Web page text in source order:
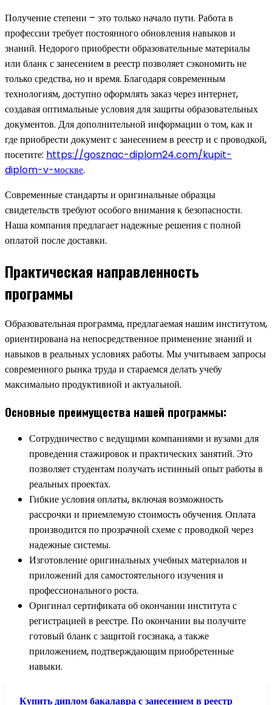
Получение степени – это только начало пути. Работа в
профессии требует постоянного обновления навыков и
знаний. Недорого приобрести образовательные материалы
или бланк с занесением в реестр позволяет сэкономить не
только средства, но и время. Благодаря современным
технологиям, доступно оформлять заказ через интернет,
создавая оптимальные условия для защиты образовательных
документов. Для дополнительной информации о том, как и
где приобрести документ с занесением в реестр и с проводкой,
посетите: https://gosznac-diplom24.com/kupit-
diplom-v-москве.
Современные стандарты и оригинальные образцы
свидетельств требуют особого внимания к безопасности.
Наша компания предлагает надежные решения с полной
оплатой после доставки.
Практическая направленность
программы
Образовательная программа, предлагаемая нашим институтом,
ориентирована на непосредственное применение знаний и
навыков в реальных условиях работы. Мы учитываем запросы
современного рынка труда и стараемся делать учебу
максимально продуктивной и актуальной.
Основные преимущества нашей программы:
Сотрудничество с ведущими компаниями и вузами для
проведения стажировок и практических занятий. Это
позволяет студентам получать истинный опыт работы в
реальных проектах.
Гибкие условия оплаты, включая возможность
рассрочки и приемлемую стоимость обучения. Оплата
производится по прозрачной схеме с проводкой через
надежные системы.
Изготовление оригинальных учебных материалов и
приложений для самостоятельного изучения и
профессионального роста.
Оригинал сертификата об окончании института с
регистрацией в реестре. По окончании вы получите
готовый бланк с защитой госзнака, а также
приложением, подтверждающим приобретенные
навыки.
Купить диплом бакалавра с занесением в реестр